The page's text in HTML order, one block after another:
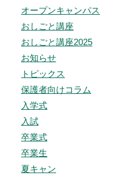
オープンキャンパス
おしごと講座
おしごと講座2025
お知らせ
トピックス
保護者向けコラム
入学式
入試
卒業式
卒業生
夏キャン